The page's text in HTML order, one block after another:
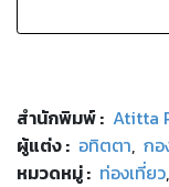
สำนักพิมพ์: Atitta
ผู้แต่ง : อทิตตา, กอ
หมวดหมู่: ท่องเที่ยว,